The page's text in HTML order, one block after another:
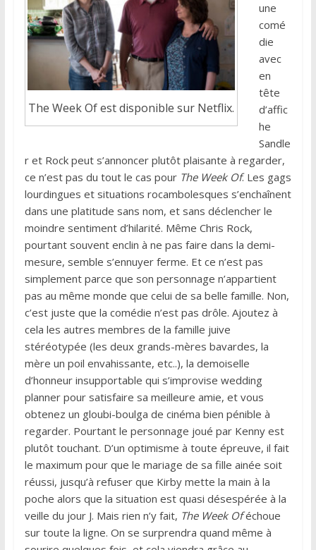
The Week Of est disponible sur Netflix.
une
comé
die
avec
en
tête
d’affic
he
Sandle
r et Rock peut s’annoncer plutôt plaisante à regarder,
ce n’est pas du tout le cas pour The Week Of. Les gags
lourdingues et situations rocambolesques s’enchaînent
dans une platitude sans nom, et sans déclencher le
moindre sentiment d’hilarité. Même Chris Rock,
pourtant souvent enclin à ne pas faire dans la demi-
mesure, semble s’ennuyer ferme. Et ce n’est pas
simplement parce que son personnage n’appartient
pas au même monde que celui de sa belle famille. Non,
c’est juste que la comédie n’est pas drôle. Ajoutez à
cela les autres membres de la famille juive
stéréotypée (les deux grands-mères bavardes, la
mère un poil envahissante, etc..), la demoiselle
d’honneur insupportable qui s’improvise wedding
planner pour satisfaire sa meilleure amie, et vous
obtenez un gloubi-boulga de cinéma bien pénible à
regarder. Pourtant le personnage joué par Kenny est
plutôt touchant. D’un optimisme à toute épreuve, il fait
le maximum pour que le mariage de sa fille ainée soit
réussi, jusqu’à refuser que Kirby mette la main à la
poche alors que la situation est quasi désespérée à la
veille du jour J. Mais rien n’y fait, The Week Oféchoue
sur toute la ligne. On se surprendra quand même à